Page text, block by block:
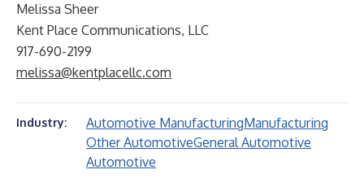
Melissa Sheer
Kent Place Communications, LLC
917-690-2199
melissa@kentplacellc.com
Industry: Automotive ManufacturingManufacturing
Other AutomotiveGeneral Automotive
Automotive